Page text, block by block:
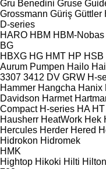
Gru Benedini Gruse
Grossmann Güriş Güttler
D-series
HARO HBM HBM-Nobas
BG
HBXG HG HMT HP HSB
Aurum Pumpen Hailo
3307 3412 DV GRW H-
Hammer Hangcha Hanix
Davidson Harmet
Compact H-series HA HT
Hausherr HeatWork Hek
Hercules Herder Hered
Hidrokon Hidromek
HMK
Hightop Hikoki Hilti Hilton